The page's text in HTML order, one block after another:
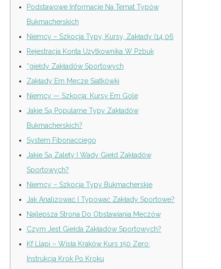
Podstawowe Informacje Na Temat Typów
Bukmacherskich
Niemcy – Szkocja Typy, Kursy, Zakłady (14 06
Rejestracja Konta Użytkownika W Pzbuk
“giełdy Zakładów Sportowych
Zakłady Em Mecze Siatkówki
Niemcy — Szkocja: Kursy Em Gole
Jakie Są Popularne Typy Zakładów
Bukmacherskich?
System Fibonacciego
Jakie Są Zalety I Wady Giełd Zakładów
Sportowych?
Niemcy – Szkocja Typy Bukmacherskie
Jak Analizować I Typować Zakłady Sportowe?
Najlepsza Strona Do Obstawiania Meczów
Czym Jest Giełda Zakładów Sportowych?
Kf Llapi – Wisła Kraków Kurs 150 Zero:
Instrukcja Krok Po Kroku